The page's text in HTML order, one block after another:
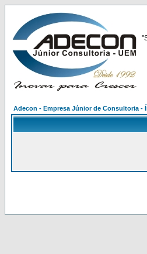
Adecon - Empresa Júnior de Consultoria -